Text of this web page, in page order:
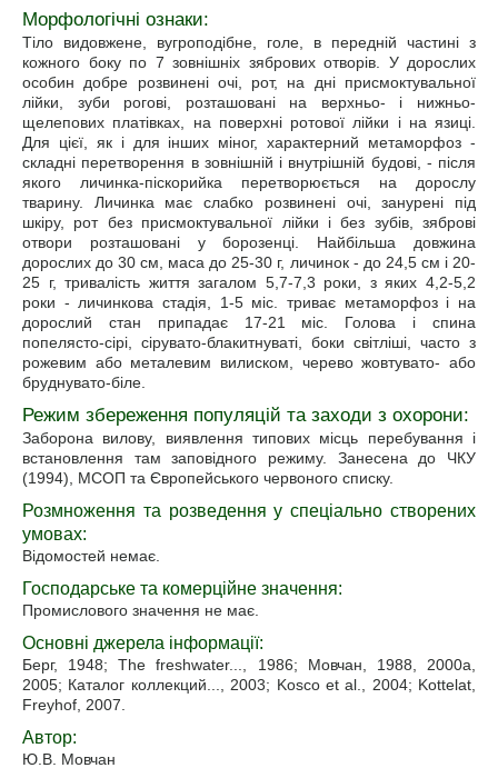
Морфологічні ознаки:
Тіло видовжене, вугроподібне, голе, в передній частині з
кожного боку по 7 зовнішніх зябрових отворів. У дорослих
особин добре розвинені очі, рот, на дні присмоктувальної
лійки, зуби рогові, розташовані на верхньо- і нижньо-
щелепових платівках, на поверхні ротової лійки і на язиці.
Для цієї, як і для інших міног, характерний метаморфоз -
складні перетворення в зовнішній і внутрішній будові, - після
якого личинка-піскорийка перетворюється на дорослу
тварину. Личинка має слабко розвинені очі, занурені під
шкіру, рот без присмоктувальної лійки і без зубів, зяброві
отвори розташовані у борозенці. Найбільша довжина
дорослих до 30 см, маса до 25-30 г, личинок - до 24,5 см і 20-
25 г, тривалість життя загалом 5,7-7,3 роки, з яких 4,2-5,2
роки - личинкова стадія, 1-5 міс. триває метаморфоз і на
дорослий стан припадає 17-21 міс. Голова і спина
попелясто-сірі, сірувато-блакитнуваті, боки світліші, часто з
рожевим або металевим вилиском, черево жовтувато- або
бруднувато-біле.
Режим збереження популяцій та заходи з охорони:
Заборона вилову, виявлення типових місць перебування і
встановлення там заповідного режиму. Занесена до ЧКУ
(1994), МСОП та Європейського червоного списку.
Розмноження та розведення у спеціально створених
умовах:
Відомостей немає.
Господарське та комерційне значення:
Промислового значення не має.
Основні джерела інформації:
Берг, 1948; The freshwater..., 1986; Мовчан, 1988, 2000а,
2005; Каталог коллекций..., 2003; Kosco et al., 2004; Kottelat,
Freyhof, 2007.
Автор:
Ю.В. Мовчан